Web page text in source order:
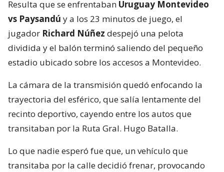
Resulta que se enfrentaban Uruguay Montevideo
vs Paysandú y a los 23 minutos de juego, el
jugador Richard Núñez despejó una pelota
dividida y el balón terminó saliendo del pequeño
estadio ubicado sobre los accesos a Montevideo.
La cámara de la transmisión quedó enfocando la
trayectoria del esférico, que salía lentamente del
recinto deportivo, cayendo entre los autos que
transitaban por la Ruta Gral. Hugo Batalla.
Lo que nadie esperó fue que, un vehículo que
transitaba por la calle decidió frenar, provocando